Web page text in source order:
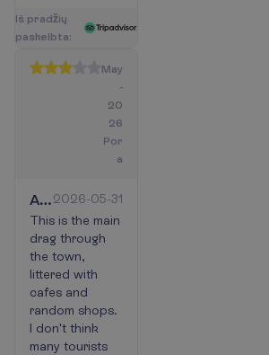
Iš pradžių
paskelbta:
May
-
20
26
Por
a
A
busy
street
with
shops
and
cafes.
2026-05-31
This is the main
drag through
the town,
littered with
cafes and
random shops.
I don't think
many tourists